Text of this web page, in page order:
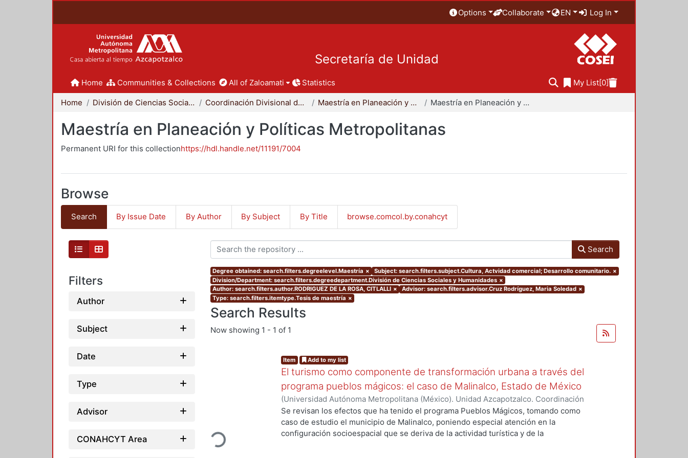
Options Collaborate EN Log In
Secretaría de Unidad
Home Communities & Collections All of Zaloamati Statistics My List[0]
Home División de Ciencias Sociales y Humanidades Coordinación Divisional de Posgrado Maestría en Planeación y Políticas Metropolitanas Maestría en Planeación y Políticas Metropolitanas
Maestría en Planeación y Políticas Metropolitanas
Permanent URI for this collectionhttps://hdl.handle.net/11191/7004
Browse
Search By Issue Date By Author By Subject By Title browse.comcol.by.conahcyt
Filters
Author
Subject
Date
Type
Advisor
CONAHCYT Area
Search
Degree obtained: search.filters.degreelevel.Maestría × Subject: search.filters.subject.Cultura, Actvidad comercial; Desarrollo comunitario. ×
Division/Department: search.filters.degreedepartment.División de Ciencias Sociales y Humanidades ×
Author: search.filters.author.RODRIGUEZ DE LA ROSA, CITLALLI × Advisor: search.filters.advisor.Cruz Rodríguez, Maria Soledad ×
Type: search.filters.itemtype.Tesis de maestría ×
Search Results
Now showing 1 - 1 of 1
Loading...
Item Add to my list
El turismo como componente de transformación urbana a través del
programa pueblos mágicos: el caso de Malinalco, Estado de México
(Universidad Autónoma Metropolitana (México). Unidad Azcapotzalco. Coordinación
de Servicios de Información., 2015-12) RODRIGUEZ DE LA ROSA, CITLALLI
Se revisan los efectos que ha tenido el programa Pueblos Mágicos, tomando como
caso de estudio el municipio de Malinalco, poniendo especial atención en la
configuración socioespacial que se deriva de la actividad turística y de la